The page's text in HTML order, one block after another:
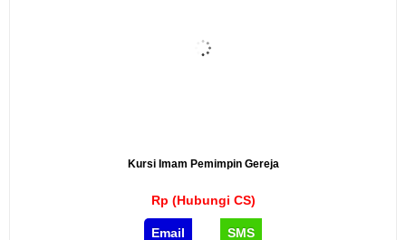
Kursi Imam Pemimpin Gereja
Rp (Hubungi CS)
Email SMS